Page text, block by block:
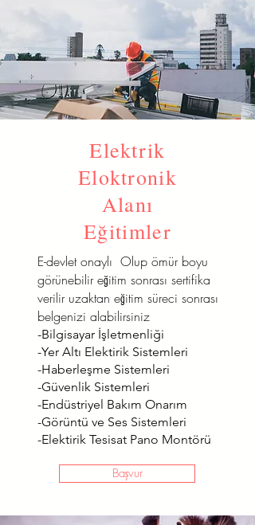
Elektrik
Eloktronik
Alanı
Eğitimler
E-devlet onaylı Olup ömür boyu
görünebilir eğitim sonrası sertifika
verilir uzaktan eğitim süreci sonrası
belgenizi alabilirsiniz
-Bilgisayar İşletmenliği
-Yer Altı Elektirik Sistemleri
-Haberleşme Sistemleri
-Güvenlik Sistemleri
-Endüstriyel Bakım Onarım
-Görüntü ve Ses Sistemleri
-Elektirik Tesisat Pano Montörü
Başvur